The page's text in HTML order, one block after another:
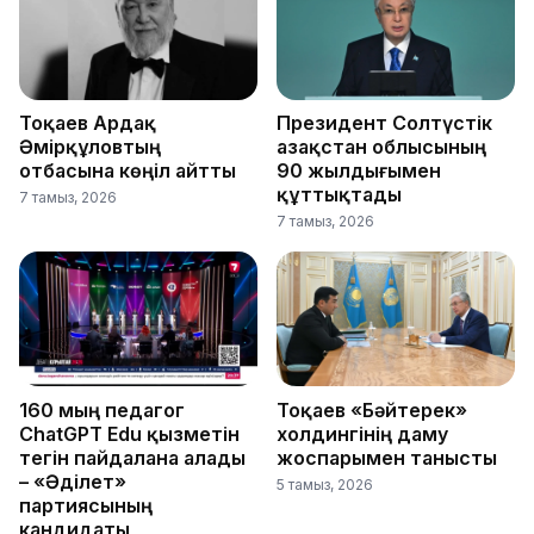
Тоқаев Ардақ
Әмірқұловтың
отбасына көңіл айтты
7 тамыз, 2026
Президент Солтүстік
Қазақстан облысының
90 жылдығымен
құттықтады
7 тамыз, 2026
160 мың педагог
ChatGPT Edu қызметін
тегін пайдалана алады
– «Әділет»
партиясының
кандидаты
Тоқаев «Бәйтерек»
холдингінің даму
жоспарымен танысты
5 тамыз, 2026